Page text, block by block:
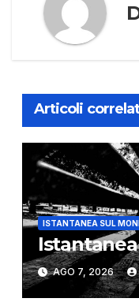
Articoli
ISTANTANEA SUL
AGO 7, 2026